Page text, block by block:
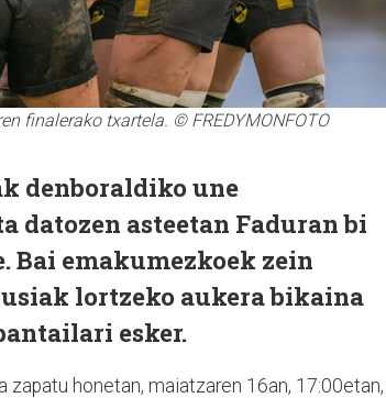
finalerako txartela. © FREDYMONFOTO
denboraldiko une
datozen asteetan Faduran bi
emakumezkoek zein
lortzeko aukera bikaina
esker.
honetan, maiatzaren 16an, 17:00etan,